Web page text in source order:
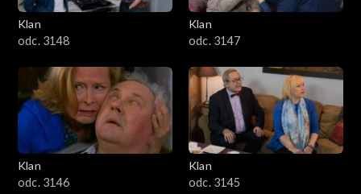
Klan
odc. 3148
Klan
odc. 3147
Klan
odc. 3146
Klan
odc. 3145